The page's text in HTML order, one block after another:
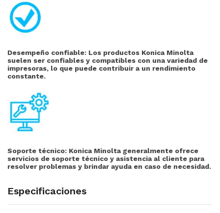
Desempeño confiable: Los productos Konica Minolta
suelen ser confiables y compatibles con una variedad de
impresoras, lo que puede contribuir a un rendimiento
constante.
Soporte técnico: Konica Minolta generalmente ofrece
servicios de soporte técnico y asistencia al cliente para
resolver problemas y brindar ayuda en caso de necesidad.
Especificaciones